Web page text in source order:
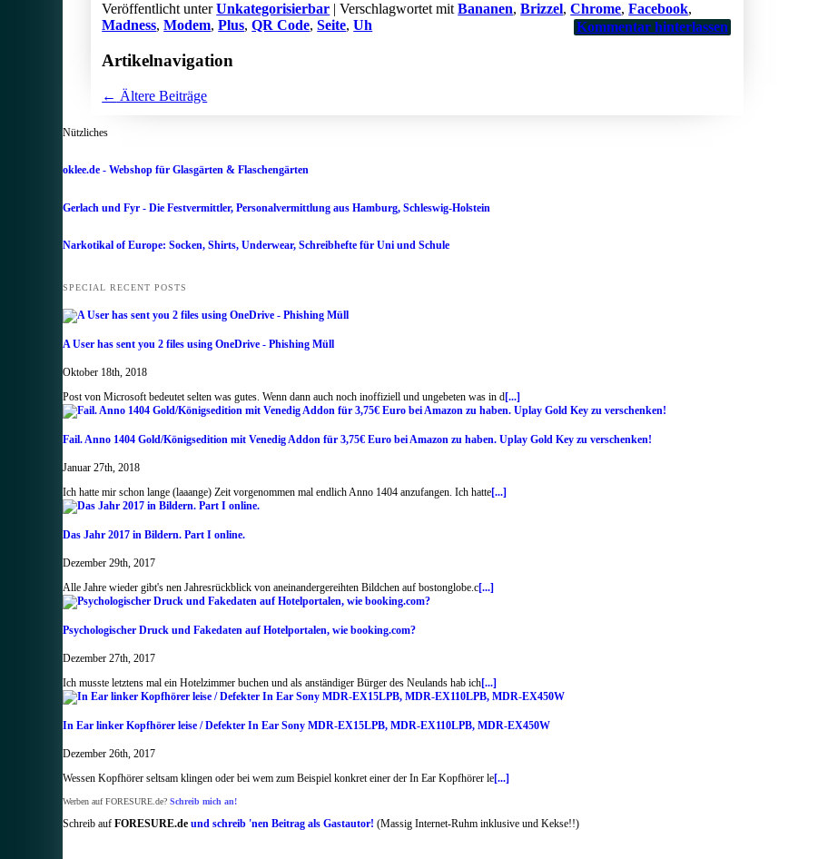
Veröffentlicht unter Unkategorisierbar |Verschlagwortet mit Bananen,Brizzel,Chrome,Facebook,
Madness,Modem,Plus,QR Code,Seite,Uh Kommentar hinterlassen
Artikelnavigation
← Ältere Beiträge
Nützliches
oklee.de - Webshop für Glasgärten & Flaschengärten
Gerlach und Fyr - Die Festvermittler, Personalvermittlung aus Hamburg, Schleswig-Holstein
Narkotikal of Europe: Socken, Shirts, Underwear, Schreibhefte für Uni und Schule
SPECIAL RECENT POSTS
A User has sent you 2 files using OneDrive - Phishing Müll
Oktober 18th, 2018
Post von Microsoft bedeutet selten was gutes. Wenn dann auch noch inoffiziell und ungebeten was in d[...]
Fail. Anno 1404 Gold/Königsedition mit Venedig Addon für 3,75€ Euro bei Amazon zu haben. Uplay Gold Key zu verschenken!
Januar 27th, 2018
Ich hatte mir schon lange (laaange) Zeit vorgenommen mal endlich Anno 1404 anzufangen. Ich hatte[...]
Das Jahr 2017 in Bildern. Part I online.
Dezember 29th, 2017
Alle Jahre wieder gibt's nen Jahresrückblick von aneinandergereihten Bildchen auf bostonglobe.c[...]
Psychologischer Druck und Fakedaten auf Hotelportalen, wie booking.com?
Dezember 27th, 2017
Ich musste letztens mal ein Hotelzimmer buchen und als anständiger Bürger des Neulands hab ich[...]
In Ear linker Kopfhörer leise / Defekter In Ear Sony MDR-EX15LPB, MDR-EX110LPB, MDR-EX450W
Dezember 26th, 2017
Wessen Kopfhörer seltsam klingen oder bei wem zum Beispiel konkret einer der In Ear Kopfhörer le[...]
Werben auf FORESURE.de? Schreib mich an!
Schreib auf FORESURE.de und schreib 'nen Beitrag als Gastautor! (Massig Internet-Ruhm inklusive und Kekse!!)